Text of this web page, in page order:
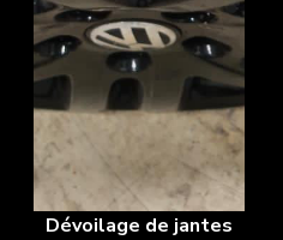
Dévoilage de jantes